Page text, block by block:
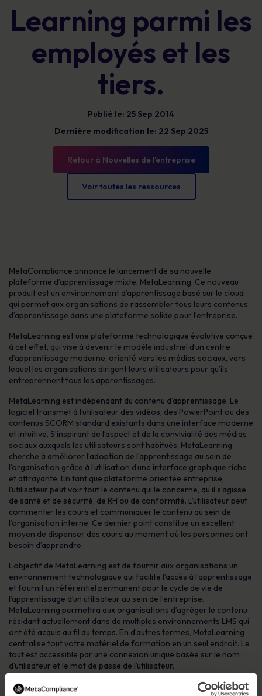
Learning parmi les
employés et les
tiers.
Publié le: 25 Sep 2014
Dernière modification le: 22 Sep 2025
Retour à Nouvelles de l'entreprise
Voir toutes les ressources
MetaCompliance annonce le lancement de sa nouvelle
plateforme d’apprentissage mixte, MetaLearning. Ce nouveau
produit est un environnement d’apprentissage basé sur le cloud
qui permet aux organisations de rassembler tous leurs contenus
d’apprentissage dans une plateforme solide pour l’entreprise.
MetaLearning est une plateforme technologique évolutive conçue
à cet effet, qui vise à devenir le modèle industriel d’un centre
d’apprentissage moderne, orienté vers les médias sociaux, vers
lequel les organisations dirigent leurs utilisateurs pour qu’ils
entreprennent tous les apprentissages.
MetaLearning est indépendant du contenu d’apprentissage. Le
logiciel transmet à l’utilisateur des vidéos, des PowerPoint ou des
contenus SCORM standard existants dans une interface moderne
et intuitive. S’inspirant de l’aspect et de la convivialité des médias
sociaux auxquels les utilisateurs sont habitués, MetaLearning
cherche à améliorer l’adoption de l’apprentissage au sein de
l’organisation grâce à l’utilisation d’une interface graphique riche
et attrayante. En tant que plateforme orientée entreprise,
l’utilisateur peut voir tout le contenu qui le concerne, qu’il s’agisse
de santé et de sécurité, de RH ou de conformité. L’utilisateur peut
commenter les cours et communiquer le contenu au sein de
l’organisation interne. Ce dernier point constitue un excellent
moyen de dispenser des cours au moment où les personnes ont
besoin d’apprendre.
L’objectif de MetaLearning est de fournir aux organisations un
environnement technologique qui facilite l’accès à l’apprentissage
et fournit un référentiel permanent pour le cycle de vie de
l’apprentissage d’un utilisateur au sein de l’entreprise.
MetaLearning permettra aux organisations d’agréger le contenu
résidant actuellement dans de multiples environnements LMS qui
ont été acquis au fil du temps. En d’autres termes, MetaLearning
centralise tout votre matériel de formation en un seul endroit. Le
tout est accessible par une connexion unique basée sur le nom
d’utilisateur et le mot de passe de l’utilisateur.
S’exprimant sur le lancement de la nouvelle plateforme, Robert
O’Brien, PDG de MetaCompliance, a déclaré : « Notre équipe